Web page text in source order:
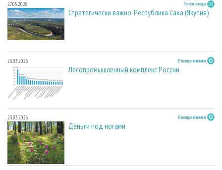
27.05.2026 Регион номера
Стратегически важно. Республика Саха (Якутия)
23.03.2026 В центре внимания
Лесопромышленный комплекс России
23.03.2026 В центре внимания
Деньги под ногами